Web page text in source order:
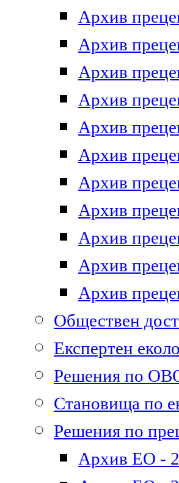
Архив
Архив
Архив
Архив
Архив
Архив
Архив
Архив
Архив
Архив
Архив
Обществен
Експертен
Решения по
Становища по
Решения по
Архив ЕО -